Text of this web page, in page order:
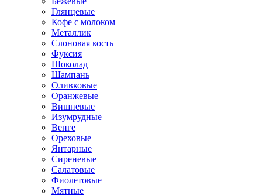
Глянцевые
Кофе с молоком
Металлик
Слоновая кость
Фуксия
Шоколад
Шампань
Оливковые
Оранжевые
Вишневые
Изумрудные
Венге
Ореховые
Янтарные
Сиреневые
Салатовые
Фиолетовые
Мятные